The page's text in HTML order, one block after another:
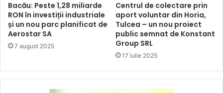
Bacău: Peste 1,28 miliarde
RON în investiții industriale
și un nou parc planificat de
Aerostar SA
7 august 2025
Centrul de colectare prin
aport voluntar din Horia,
Tulcea – un nou proiect
public semnat de Konstant
Group SRL
17 iulie 2025